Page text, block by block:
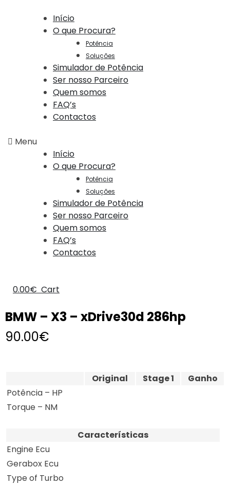
Início
O que Procura?
Potência
Soluções
Simulador de Potência
Ser nosso Parceiro
Quem somos
FAQ’s
Contactos
Menu
Início
O que Procura?
Potência
Soluções
Simulador de Potência
Ser nosso Parceiro
Quem somos
FAQ’s
Contactos
0.00€ Cart
BMW – X3 – xDrive30d 286hp
90.00€
Original Stage 1
Ganho
Potência – HP
Torque – NM
Características
Engine Ecu
Gerabox Ecu
Type of Turbo